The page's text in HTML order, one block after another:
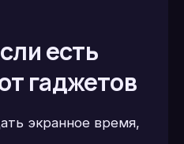
есть
гаджетов
экранное время,